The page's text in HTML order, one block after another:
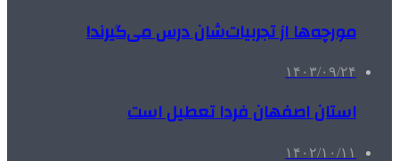
مورچه‌ها از تجربیات‌شان درس می‌گیرند!
۱۴۰۳/۰۹/۲۴
استان اصفهان فردا تعطیل است
۱۴۰۲/۱۰/۱۱